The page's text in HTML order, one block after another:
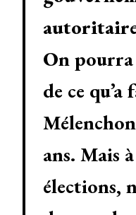
On
de ce
ans. Mais
élections,